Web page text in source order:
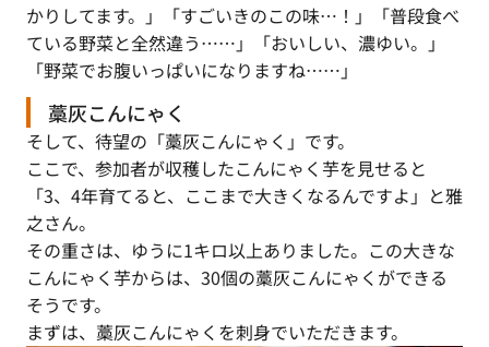
かりしてます。」「すごいきのこの味…！」「普段食べ
ている野菜と全然違う……」「おいしい、濃ゆい。」
「野菜でお腹いっぱいになりますね……」
藁灰こんにゃく
そして、待望の「藁灰こんにゃく」です。
ここで、参加者が収穫したこんにゃく芋を見せると
「3、4年育てると、ここまで大きくなるんですよ」と雅
之さん。
その重さは、ゆうに1キロ以上ありました。この大きな
こんにゃく芋からは、30個の藁灰こんにゃくができる
そうです。
まずは、藁灰こんにゃくを刺身でいただきます。